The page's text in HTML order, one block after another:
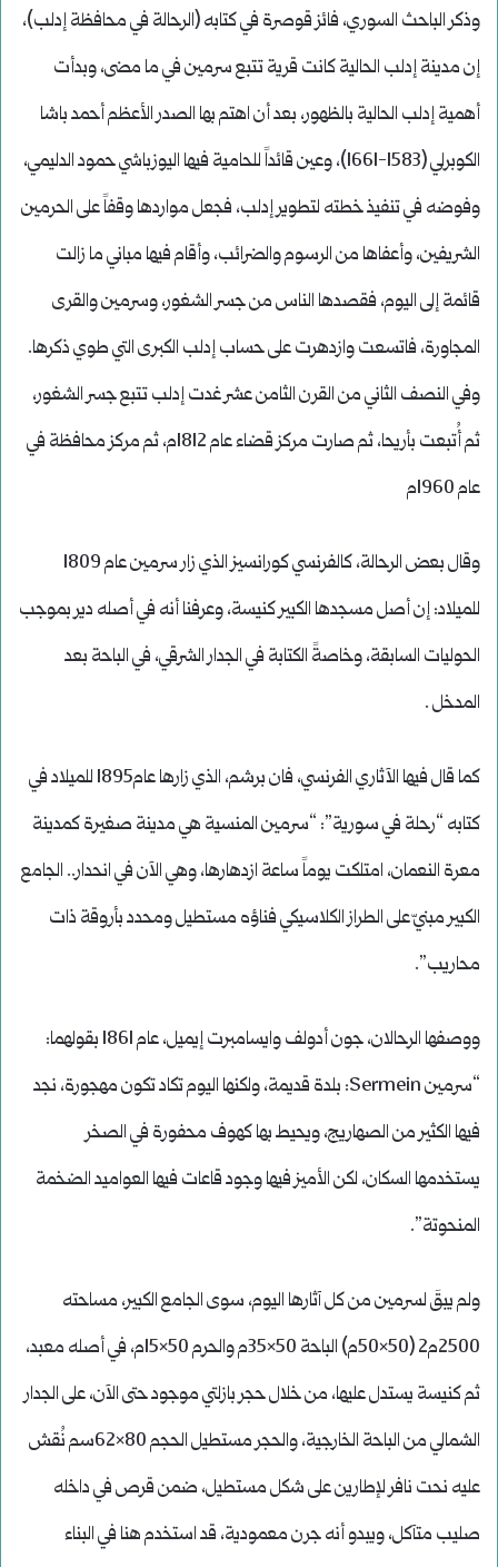
وذكر الباحث السوري، فائز قوصرة في كتابه (الرحالة في محافظة إدلب)،
إن مدينة إدلب الحالية كانت قرية تتبع سرمين في ما مضى، وبدأت
أهمية إدلب الحالية بالظهور، بعد أن اهتم بها الصدر الأعظم أحمد باشا
الكوبرلي (1583-1661)، وعين قائداً للحامية فيها اليوزباشي حمود الدليمي،
وفوضه في تنفيذ خطته لتطوير إدلب، فجعل مواردها وقفاً على الحرمين
الشريفين، وأعفاها من الرسوم والضرائب، وأقام فيها مباني ما زالت
قائمة إلى اليوم، فقصدها الناس من جسر الشغور، وسرمين والقرى
المجاورة، فاتسعت وازدهرت على حساب إدلب الكبرى التي طوي ذكرها.
وفي النصف الثاني من القرن الثامن عشر غدت إدلب تتبع جسر الشغور،
ثم أُتبعت بأريحا، ثم صارت مركز قضاء عام 1812م، ثم مركز محافظة في
عام 1960م
وقال بعض الرحالة، كالفرنسي كورانسيز الذي زار سرمين عام 1809
للميلاد: إن أصل مسجدها الكبير كنيسة، وعرفنا أنه في أصله دير بموجب
الحوليات السابقة، وخاصةً الكتابة في الجدار الشرقي، في الباحة بعد
المدخل .
كما قال فيها الآثاري الفرنسي، فان برشم، الذي زارها عام1895 للميلاد في
كتابه “رحلة في سورية”: “سرمين المنسية هي مدينة صغيرة كمدينة
معرة النعمان، امتلكت يوماً ساعة ازدهارها، وهي الآن في انحدار.. الجامع
الكبير مبنيّ على الطراز الكلاسيكي فناؤه مستطيل ومحدد بأروقة ذات
محاريب”.
ووصفها الرحالان، جون أدولف وايسامبرت إيميل، عام 1861 بقولهما:
“سرمين Sermein: بلدة قديمة، ولكنها اليوم تكاد تكون مهجورة، نجد
فيها الكثير من الصهاريج، ويحيط بها كهوف محفورة في الصخر
يستخدمها السكان، لكن الأميز فيها وجود قاعات فيها العواميد الضخمة
المنحوتة”.
ولم يبقَ لسرمين من كل آثارها اليوم، سوى الجامع الكبير، مساحته
2500م2 (50×50م) الباحة 50×35م والحرم 50×15م، في أصله معبد،
ثم كنيسة يستدل عليها، من خلال حجر بازلتي موجود حتى الآن، على الجدار
الشمالي من الباحة الخارجية، والحجر مستطيل الحجم 80×62سم نُقش
عليه نحت نافر لإطارين على شكل مستطيل، ضمن قرص في داخله
صليب متآكل، ويبدو أنه جرن معمودية، قد استخدم هنا في البناء